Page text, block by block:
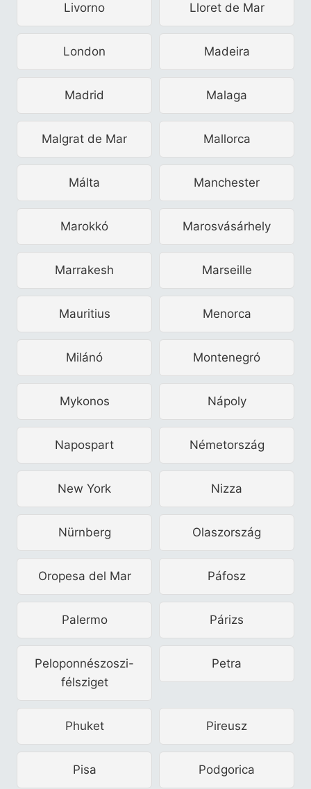
Livorno Lloret de Mar
London Madeira
Madrid Malaga
Malgrat de Mar Mallorca
Málta Manchester
Marokkó Marosvásárhely
Marrakesh Marseille
Mauritius Menorca
Milánó Montenegró
Mykonos Nápoly
Napospart Németország
New York Nizza
Nürnberg Olaszország
Oropesa del Mar Páfosz
Palermo Párizs
Peloponnészoszi-
félsziget
Petra
Phuket Pireusz
Pisa Podgorica